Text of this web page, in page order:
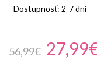
- Dostupnosť: 2-7 dní
56,99€